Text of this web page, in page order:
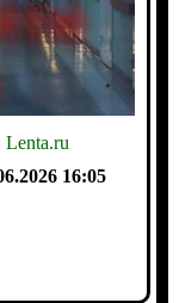
Lenta.ru
16:05